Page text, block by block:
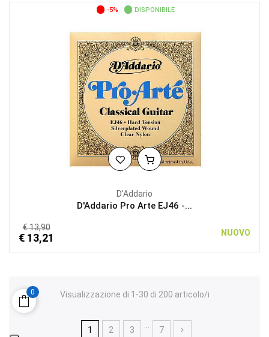
-5% DISPONIBILE
D'Addario
D'Addario Pro Arte EJ46 -...
€ 13,90
€ 13,21 NUOVO
Visualizzazione di 1-30 di 200 articolo/i
1 2 3 7
0